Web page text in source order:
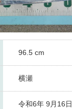
96.5 cm
横瀬
令和6年 9月16日